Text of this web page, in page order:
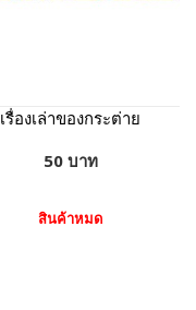
เรื่องเล่าของกระต่าย
50 บาท
สินค้าหมด